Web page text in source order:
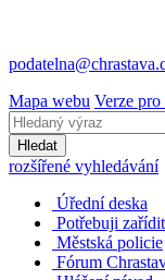
Mapa webu Verze
Hledat
rozšířené vyhledávání
Úřední deska
Potřebuji zařídit
Městská policie
Fórum